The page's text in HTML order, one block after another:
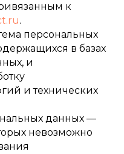
к
.
персональных
в базах
и
и технических
данных —
невозможно